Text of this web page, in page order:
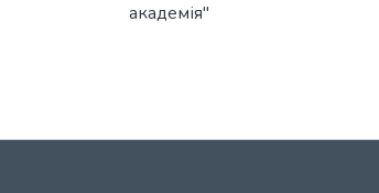
академія"